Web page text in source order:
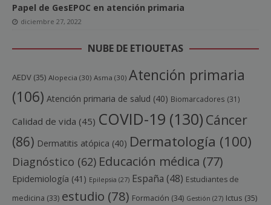
Papel de GesEPOC en atención primaria
diciembre 27, 2022
NUBE DE ETIQUETAS
AEDV (35) Alopecia (30) Asma (30) Atención primaria
(106) Atención primaria de salud (40) Biomarcadores (31)
Calidad de vida (45) COVID-19 (130) Cáncer
(86) Dermatitis atópica (40) Dermatología (100)
Diagnóstico (62) Educación médica (77)
Epidemiología (41) Epilepsia (27) España (48) Estudiantes de
medicina (33) estudio (78) Formación (34) Gestión (27) Ictus (35)